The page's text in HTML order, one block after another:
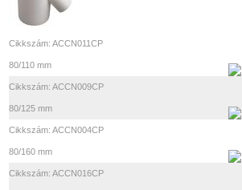
Cikkszám: ACCN011CP
80/110 mm
Cikkszám: ACCN009CP
80/125 mm
Cikkszám: ACCN004CP
80/160 mm
Cikkszám: ACCN016CP